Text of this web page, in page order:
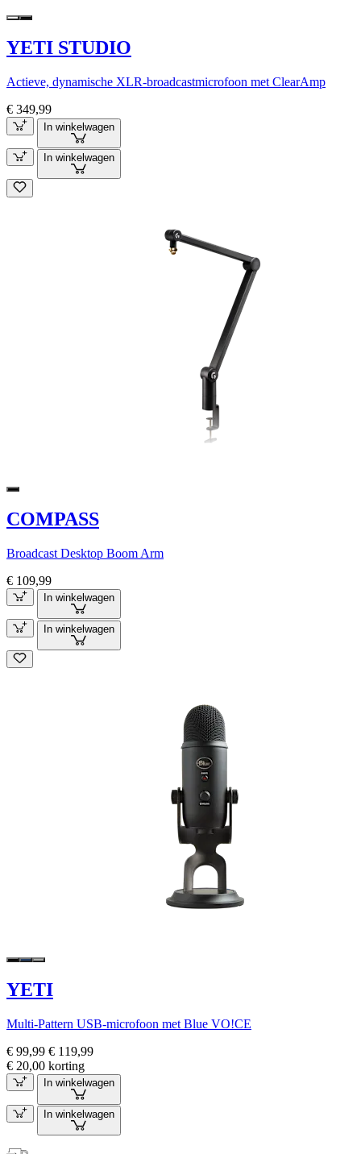
YETI STUDIO
Actieve, dynamische XLR-broadcastmicrofoon met ClearAmp
€ 349,99
In winkelwagen
In winkelwagen
COMPASS
Broadcast Desktop Boom Arm
€ 109,99
In winkelwagen
In winkelwagen
YETI
Multi-Pattern USB-microfoon met Blue VO!CE
€ 99,99 € 119,99
€ 20,00 korting
In winkelwagen
In winkelwagen